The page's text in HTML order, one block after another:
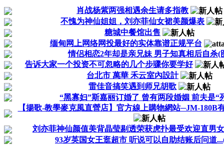
肖战杨紫两强相遇余生请多指教
不愧为神仙姐姐，刘亦菲仙女裙美颜爆表
糖城中餐馆出售
缅甸网上网络网投最好的实体靠谱正规平台
情侣相恋2年却是亲兄妹 男子知真相后自杀(
告诉大家一个投资不可忽略的几个步骤你要学好
台北市 萬華 禾云室內設計
雷佳音搞笑遇到师兄胡歌
“黑寡妇”斯嘉丽订婚了 曾有两段婚姻 前夫是“
【揚歌-教學麥克風直營店】官方線上購物網站─JM-180B
刘亦菲神仙颜值美背晶莹剔透荣获虎扑最受欢迎直男
93岁英国女王逛超市 听说可以自助结账后问道